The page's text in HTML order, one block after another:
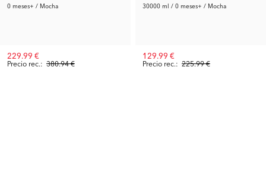
0 meses+ / Mocha
Precio rec.: 380.94 €
229.99 €
30000 ml / 0 meses+ / Mocha
Precio rec.: 225.99 €
129.99 €